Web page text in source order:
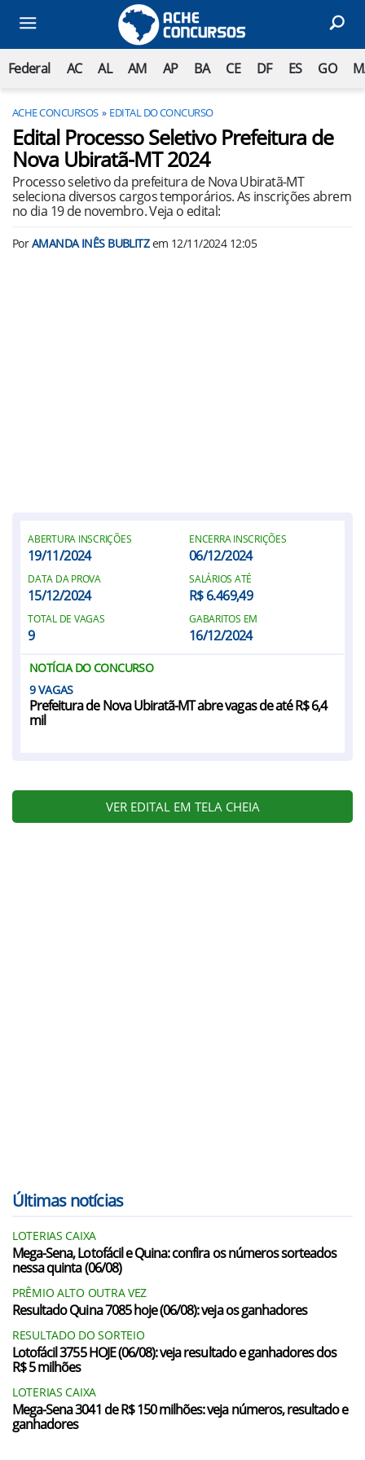
Federal AC AL AM AP BA CE DF ES GO
ACHE CONCURSOS EDITAL DO CONCURSO
Edital Processo Seletivo Prefeitura de
Nova Ubiratã-MT 2024
Processo seletivo da prefeitura de Nova Ubiratã-MT
seleciona diversos cargos temporários. As inscrições abrem
no dia 19 de novembro. Veja o edital:
PorAMANDA INÊS BUBLITZem 12/11/2024 12:05
ABERTURA INSCRIÇÕES
19/11/2024
ENCERRA INSCRIÇÕES
06/12/2024
DATA DA PROVA
15/12/2024
SALÁRIOS ATÉ
R$ 6.469,49
TOTAL DE VAGAS
9
GABARITOS EM
16/12/2024
NOTÍCIA DO CONCURSO
9
Prefeitura de Nova Ubiratã-MT abre vagas de até R$ 6,4
mil
VER EDITAL EM TELA CHEIA
Últimas notícias
LOTERIAS CAIXA
Mega-Sena, Lotofácil e Quina: confira os números sorteados
nessa quinta (06/08)
PRÊMIO ALTO OUTRA VEZ
Resultado Quina 7085 hoje (06/08): veja os ganhadores
RESULTADO DO SORTEIO
Lotofácil 3755 HOJE (06/08): veja resultado e ganhadores dos
R$ 5 milhões
LOTERIAS CAIXA
Mega-Sena 3041 de R$ 150 milhões: veja números, resultado e
ganhadores